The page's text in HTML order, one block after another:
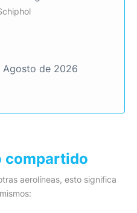
Agosto de 2026
compartido
aerolíneas, esto significa